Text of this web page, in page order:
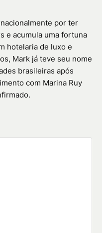
por ter
e acumula uma fortuna
hotelaria de luxo e
Mark já teve seu nome
brasileiras após
com Marina Ruy